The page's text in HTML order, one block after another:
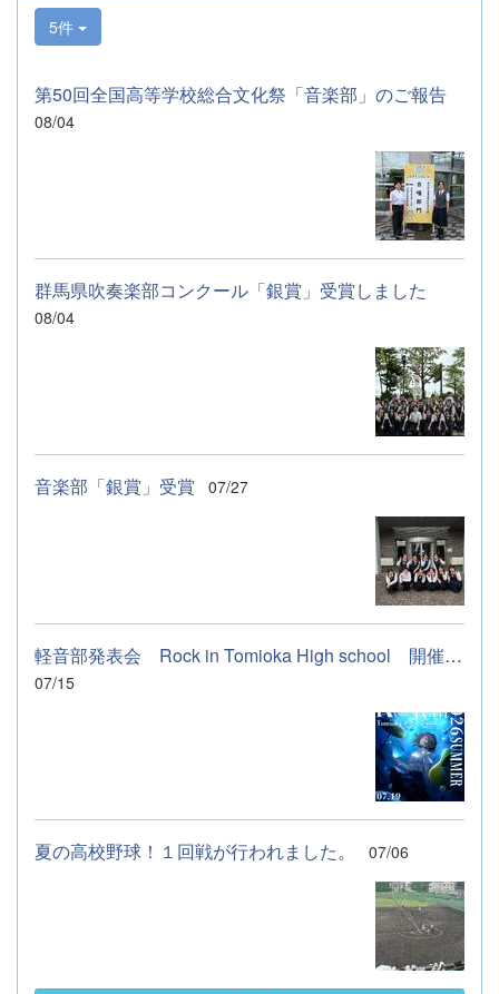
5件
第50回全国高等学校総合文化祭「音楽部」のご報告
08/04
群馬県吹奏楽部コンクール「銀賞」受賞しました
08/04
音楽部「銀賞」受賞 07/27
軽音部発表会 Rock in Tomioka High school 開催します
07/15
夏の高校野球！１回戦が行われました。 07/06